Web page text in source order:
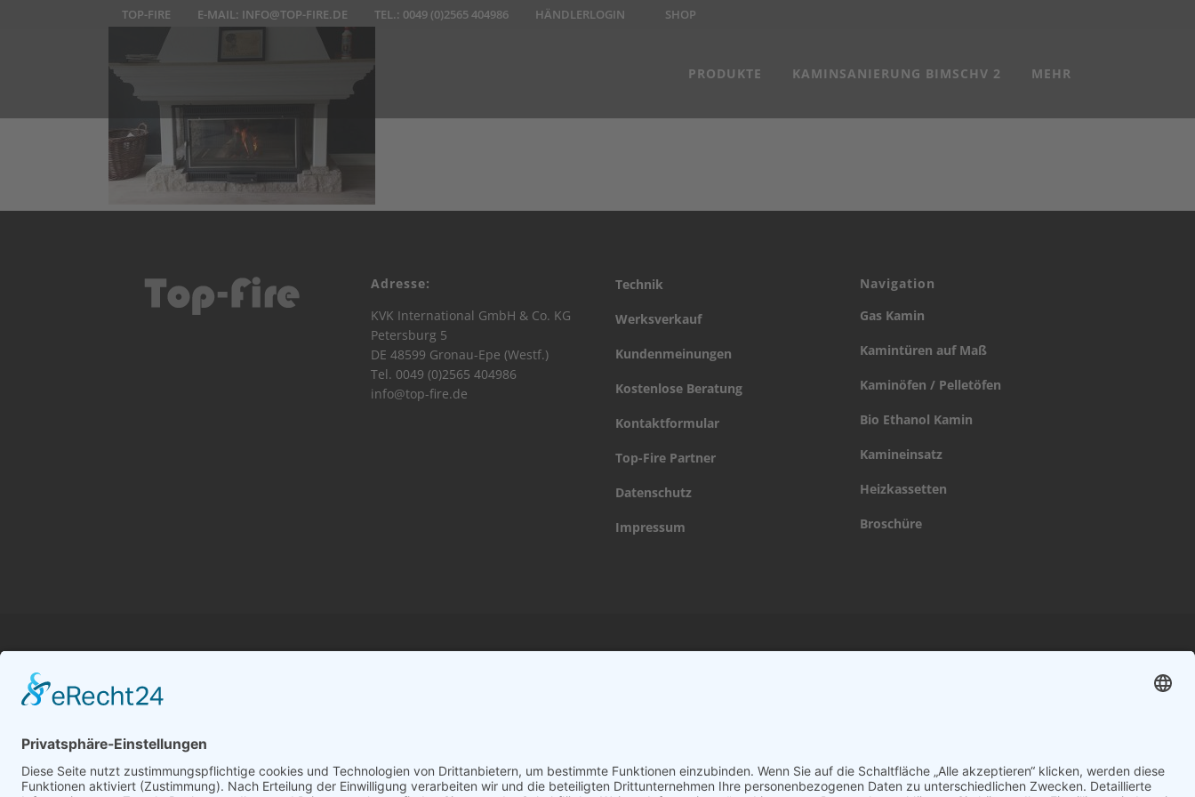
TOP-FIRE E-MAIL: INFO@TOP-FIRE.DE TEL.: 0049 (0)2565 404986 HÄNDLERLOGIN SHOP
PRODUKTE KAMINSANIERUNG BIMSCHV 2 MEHR
Adresse:
KVK International GmbH & Co. KG
Petersburg 5
DE 48599 Gronau-Epe (Westf.)
Tel. 0049 (0)2565 404986
info@top-fire.de
Technik
Werksverkauf
Kundenmeinungen
Kostenlose Beratung
Kontaktformular
Top-Fire Partner
Datenschutz
Impressum
Navigation
Gas Kamin
Kamintüren auf Maß
Kaminöfen / Pelletöfen
Bio Ethanol Kamin
Kamineinsatz
Heizkassetten
Broschüre